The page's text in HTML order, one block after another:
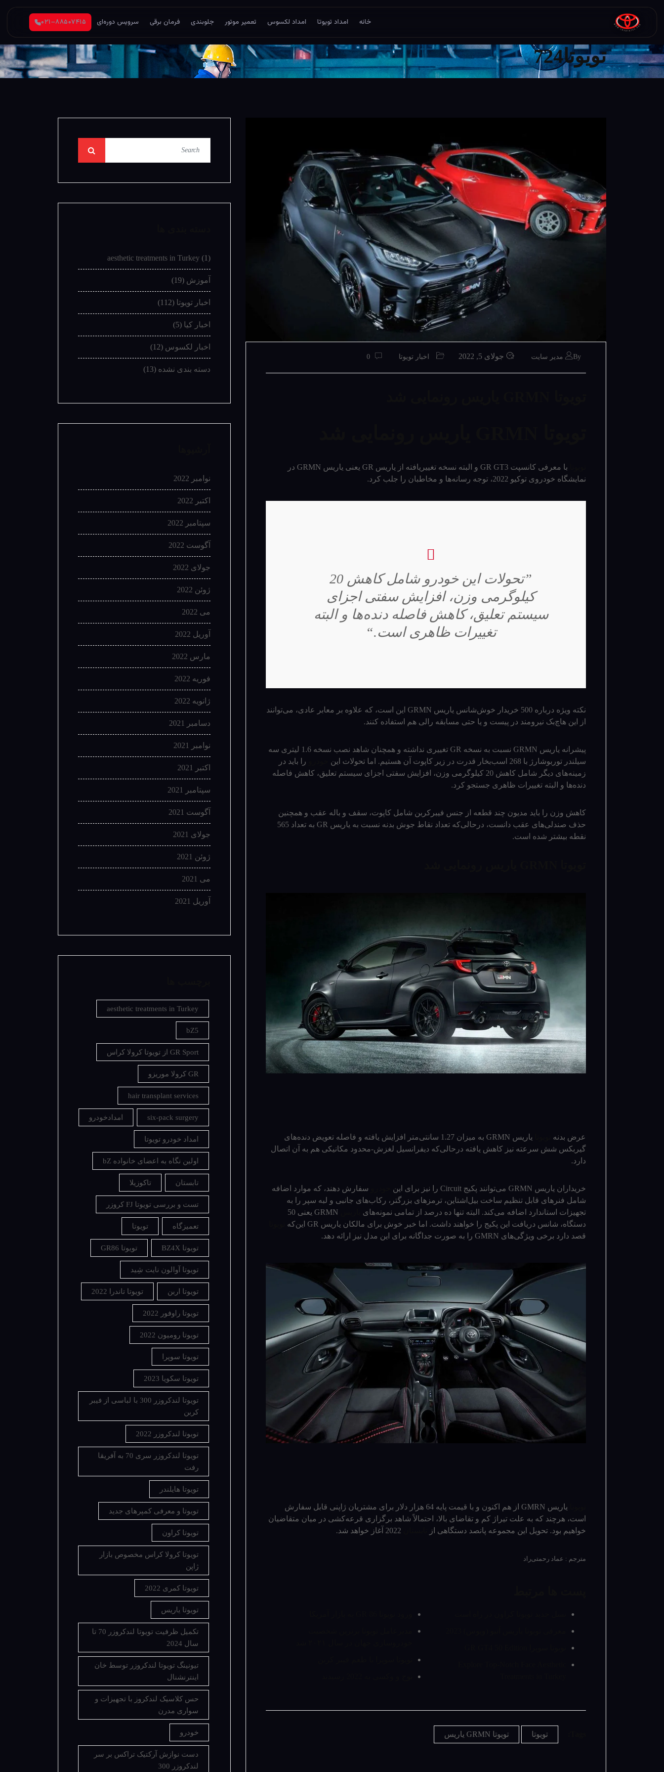
خانه امداد تویوتا امداد لکسوس تعمیر موتور جلوبندی فرمان برقی سرویس دوره‌ای ۰۲۱–۸۸۵۰۷۴۱۵
تویوتا724
By مدیر سایت جولای 5, 2022 اخبار تویوتا 0
با معرفی کانسپت GR GT3 و البته نسخه تغییریافته از یاریس GR یعنی یاریس GRMN در
نمایشگاه خودروی توکیو 2022، توجه رسانه­‌ها و مخاطبان را جلب کرد.
”تحولات این خودرو شامل کاهش 20
کیلوگرمی وزن، افزایش سفتی اجزای
سیستم تعلیق، کاهش فاصله دنده‌­ها و البته
تغییرات ظاهری است.“
نکته ویژه درباره 500 خریدار خوش‌شانس یاریس GRMN این است، که علاوه بر معابر عادی، می­‌توانند
از این هاچ‌بک نیرومند در پیست و یا حتی مسابقه رالی هم استفاده کنند.
پیشرانه یاریس GRMN نسبت به نسخه GR تغییری نداشته و همچنان شاهد نصب نسخه 1.6 لیتری سه
سیلندر توربوشارژ با 268 اسب‌­بخار قدرت در زیر کاپوت آن هستیم. اما تحولات این
را باید در
زمینه­‌های دیگر شامل کاهش 20 کیلوگرمی وزن، افزایش سفتی اجزای سیستم تعلیق، کاهش فاصله
دنده‌­ها و البته تغییرات ظاهری جستجو کرد.
کاهش وزن را باید مدیون چند قطعه از جنس فیبرکربن شامل کاپوت، سقف و باله عقب و همچنین
حذف صندلی­‌های عقب دانست، درحالی‌که تعداد نقاط جوش بدنه نسبت به یاریس GR به تعداد 565
نقطه بیشتر شده است.
عرض بدنه
یاریس GRMN به میزان 1.27 سانتی‌متر افزایش یافته و فاصله تعویض دنده‌­های
گیربکس شش سرعته نیز کاهش یافته درحالی‌که دیفرانسیل لغزش-محدود مکانیکی هم به آن اتصال
دارد.
خریداران یاریس GRMN می­‌توانند پکیج Circuit را نیز برای این
سفارش دهند، که موارد اضافه
شامل فنرهای قابل تنظیم ساخت بیل‌اشتاین، ترمزهای بزرگتر، رکاب­‌های جانبی و لبه سپر را به
تجهیزات استاندارد اضافه می‌­کند. البته تنها ده درصد از تمامی نمونه­‌های
GRMN یعنی 50
دستگاه، شانس دریافت این پکیج را خواهند داشت. اما خبر خوش برای مالکان یاریس GR این‌که
قصد دارد برخی ویژگی­‌های GMRN را به صورت جداگانه برای این مدل نیز ارائه دهد.
یاریس GMRN از هم اکنون و با قیمت پایه 64 هزار دلار برای مشتریان ژاپنی قابل سفارش
است، هرچند که به علت تیراژ کم و تقاضای بالا، احتمالاً شاهد برگزاری قرعه‌کشی در میان متقاضیان
خواهیم بود. تحویل این مجموعه پانصد دستگاهی از
مترجم : عماد رحمتی‌راد
تویوتا تویوتا GRMN یاریس
aesthetic treatments in Turkey (1)
آموزش (19)
اخبار تویوتا (112)
اخبار کیا (5)
اخبار لکسوس (12)
دسته بندی نشده (13)
نوامبر 2022
اکتبر 2022
سپتامبر 2022
آگوست 2022
جولای 2022
ژوئن 2022
می 2022
آوریل 2022
مارس 2022
فوریه 2022
ژانویه 2022
دسامبر 2021
نوامبر 2021
اکتبر 2021
سپتامبر 2021
آگوست 2021
جولای 2021
ژوئن 2021
می 2021
آوریل 2021
aesthetic treatments in Turkey
bZ5
GR Sport از تویوتا کرولا کراس
GR کرولا موریزو
hair transplant services
six-pack surgery امدادخودرو
امداد خودرو تویوتا
اولین نگاه به اعضای خانواده bZ
تابستان تاکوزیلا
تست و بررسی تویوتا FJ کروزر
تعمیزگاه تویوتا
تویوتا BZ4X تویوتا GR86
تویوتا آوالون نایت شِید
تویوتا اربن تویوتا تاندرا 2022
تویوتا راوفور 2022
تویوتا رومیون 2022
تویوتا سوپرا
تویوتا سکویا 2023
تویوتا لندکروزر 300 با لباسی از فیبر
کربن
تویوتا لندکروزر 2022
تویوتا لندکروزر سری 70 به آفریقا
رفت
تویوتا هایلندر
تویوتا و معرفی کمپرهای جدید
تویوتا کراون
تویوتا کرولا کراس مخصوص بازار
ژاپن
تویوتا کمری 2022
تویوتا یاریس
تکمیل ظرفیت تویوتا لندکروزر 70 تا
سال 2024
تیونینگ تویوتا لندکروزر توسط خان
اینترنشنال
حس کلاسیک لندکروز با تجهیزات و
سواری مدرن
خودرو
دست نوازش آرکتیک تراکس بر سر
لندکروزر 300